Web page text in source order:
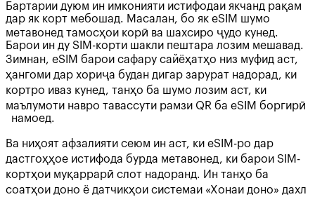
Бартарии дуюм ин имконияти истифодаи якчанд рақам
дар як корт мебошад. Масалан, бо як eSIM шумо
метавонед тамосҳои корӣ ва шахсиро ҷудо кунед.
Барои ин ду SIM-корти шакли пештара лозим мешавад.
Зимнан, eSIM барои сафару сайёҳатҳо низ муфид аст,
ҳангоми дар хориҷа будан дигар зарурат надорад, ки
кортро иваз кунед, танҳо ба шумо лозим аст, ки
маълумоти навро тавассути рамзи QR ба eSIM боргирӣ
намоед.
Ва ниҳоят афзалияти сеюм ин аст, ки eSIM-ро дар
дастгоҳҳое истифода бурда метавонед, ки барои SIM-
кортҳои муқаррарӣ слот надоранд. Ин танҳо ба
соатҳои доно ё датчикҳои системаи «Хонаи доно» дахл